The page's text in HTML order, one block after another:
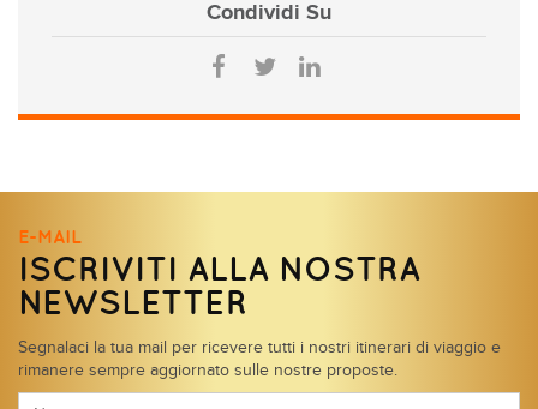
Condividi Su
E-MAIL
ISCRIVITI ALLA NOSTRA
NEWSLETTER
Segnalaci la tua mail per ricevere tutti i nostri itinerari di viaggio e
rimanere sempre aggiornato sulle nostre proposte.